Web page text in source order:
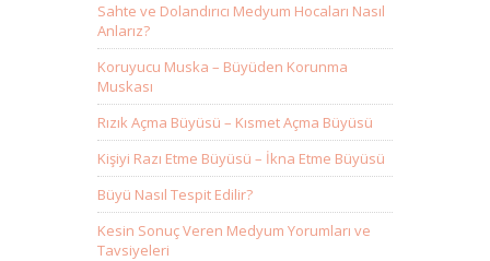
Sahte ve Dolandırıcı Medyum Hocaları Nasıl
Anlarız?
Koruyucu Muska – Büyüden Korunma
Muskası
Rızık Açma Büyüsü – Kısmet Açma Büyüsü
Kişiyi Razı Etme Büyüsü – İkna Etme Büyüsü
Büyü Nasıl Tespit Edilir?
Kesin Sonuç Veren Medyum Yorumları ve
Tavsiyeleri